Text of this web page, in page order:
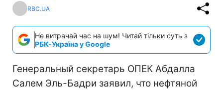
RBC.UA
Не витрачай час на шум! Читай тільки суть з
РБК-Україна у Google
Генеральный секретарь ОПЕК Абдалла
Салем Эль-Бадри заявил, что нефтяной